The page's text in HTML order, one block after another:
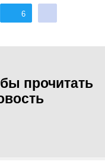
6
прочитать